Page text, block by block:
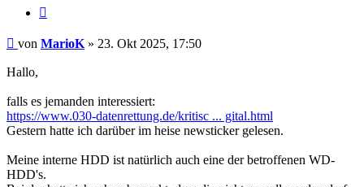
Beitrag
von MarioK » 23. Okt 2025, 17:50
Hallo,
falls es jemanden interessiert:
https://www.030-datenrettung.de/kritisc ... gital.html
Gestern hatte ich darüber im heise newsticker gelesen.
Meine interne HDD ist natürlich auch eine der betroffenen WD-
HDD's.